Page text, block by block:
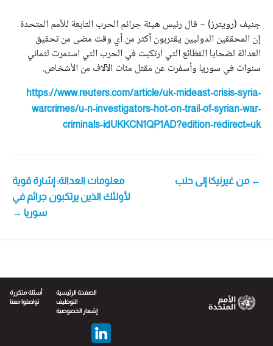
جنيف (رويترز) – قال رئيس هيئة جرائم الحرب التابعة للأمم المتحدة
إن المحققين الدوليين يقتربون أكثر من أي وقت مضى من تحقيق
العدالة لضحايا الفظائع التي ارتكبت في الحرب التي استمرت لثماني
سنوات في سوريا وأسفرت عن مقتل مئات الآلاف من الأشخاص.
https://www.reuters.com/article/uk-mideast-crisis-syria-
warcrimes/u-n-investigators-hot-on-trail-of-syrian-war-
criminals-idUKKCN1QP1AD?edition-redirect=uk
POST
← من غیرنیكا إلى حلب
معلومات العدالة: إشارة قوية
لأولئك الذين يرتكبون جرائم في
سوريا →
الصفحة الرئيسية
أسئلة متكررة
التوظيف
تواصلوا معنا
إشعار الخصوصية